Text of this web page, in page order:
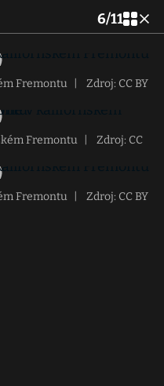
6/11
Fremontu
Zdroj: CC BY
Fremontu
Zdroj: CC
Fremontu
Zdroj: CC BY